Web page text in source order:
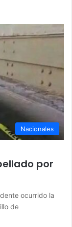
Nacionales
por
ocurrido la
de